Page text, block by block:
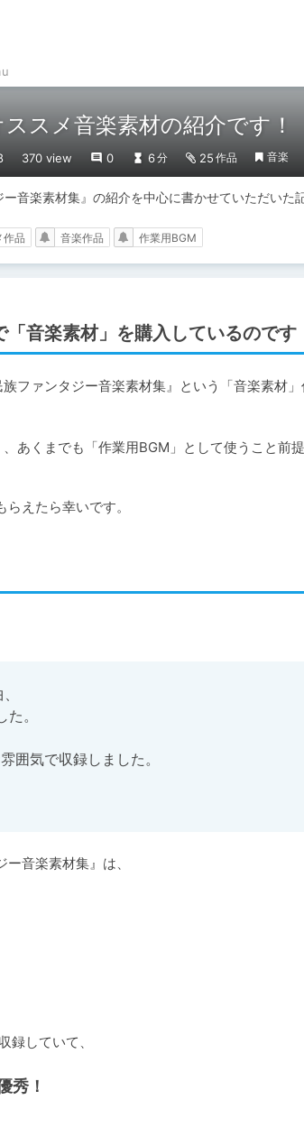
ススメ音楽素材の紹介です
370 view 0 6分 25 作品 音楽
音楽素材集』の紹介を中心に書かせていただいた
作品 音楽作品 作業用BGM
音楽素材」を購入しているのです
ファンタジー音楽素材集』という「音楽素材
あくまでも「作業用BGM」として使うこと前
えたら幸いです。
。
囲気で収録しました。
音楽素材集』は、
していて、
秀！